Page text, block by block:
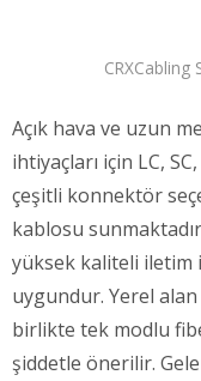
Açık hava ve uzun
ihtiyaçları için LC,
çeşitli konnektör
kablosu
yüksek kaliteli iletim
uygundur. Yerel alan
birlikte tek modlu
şiddetle önerilir.